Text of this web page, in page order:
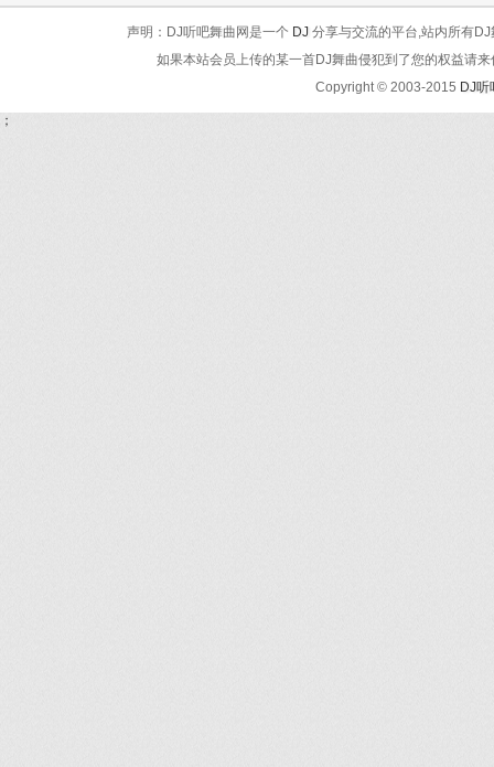
声明：DJ听吧舞曲网是一个 DJ 分享与交流的平台,站内所有
如果本站会员上传的某一首DJ舞曲侵犯到了您的权益请
Copyright © 2003-2015 DJ
；